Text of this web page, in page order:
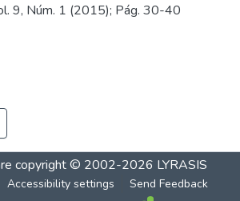
9, Núm. 1 (2015); Pág. 30-40
copyright © 2002-2026 LYRASIS
Accessibility settings Send Feedback